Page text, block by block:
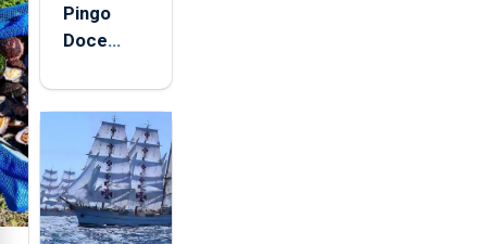
Pingo
Doce
quinta-
feira nova
loja em
São
Sebastião
e cria 30